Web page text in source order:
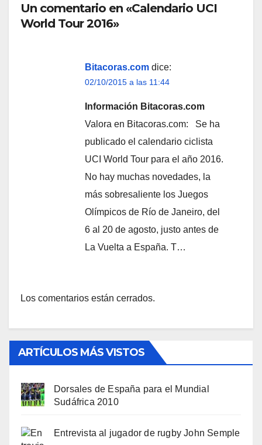
Un comentario en «Calendario UCI
World Tour 2016»
Bitacoras.com dice:
02/10/2015 a las 11:44
Información Bitacoras.com
Valora en Bitacoras.com: Se ha
publicado el calendario ciclista
UCI World Tour para el año 2016.
No hay muchas novedades, la
más sobresaliente los Juegos
Olímpicos de Río de Janeiro, del
6 al 20 de agosto, justo antes de
La Vuelta a España. T…
Los comentarios están cerrados.
ARTÍCULOS MÁS VISTOS
Dorsales de España para el Mundial
Sudáfrica 2010
Entrevista al jugador de rugby John Semple